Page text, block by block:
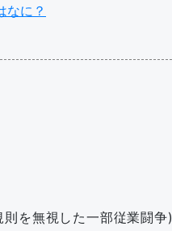
なに？
を無視した一部従業闘争)